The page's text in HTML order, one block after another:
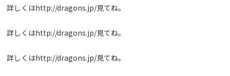
詳しくはhttp://dragons.jp/見てね。
詳しくはhttp://dragons.jp/見てね。
詳しくはhttp://dragons.jp/見てね。